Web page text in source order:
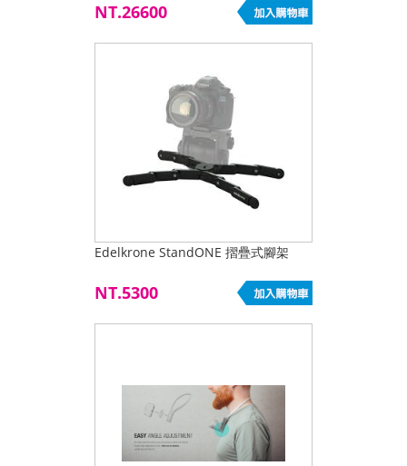
NT.26600
Edelkrone StandONE 摺疊式腳架
NT.5300